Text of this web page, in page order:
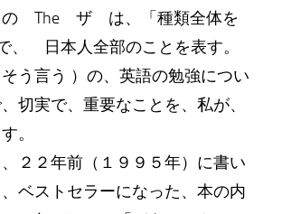
The ザ は、「種類全体を
日本人全部のことを表す。
う言う ）の、英語の勉強につい
切実で、重要なことを、私が、
。
２２年前（１９９５年）に書い
ベストセラーになった、本の内